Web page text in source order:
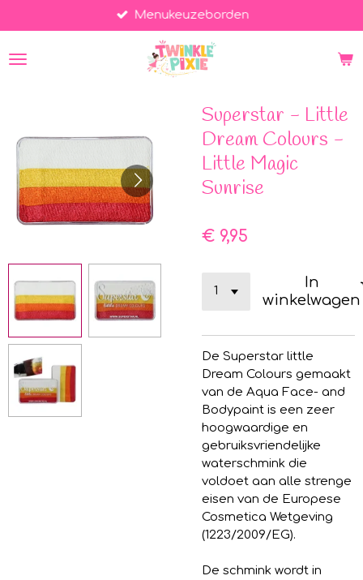
direct
naar
de
Menukeuzeborden
Superstar - Little
Dream Colours -
Little Magic
Sunrise
€ 9,95
In
winkelwagen
De Superstar little
Dream Colours gemaakt
van de Aqua Face- and
Bodypaint is een zeer
hoogwaardige en
gebruiksvriendelijke
waterschmink die
voldoet aan alle strenge
eisen van de Europese
Cosmetica Wetgeving
(1223/2009/EG).
De schmink wordt in